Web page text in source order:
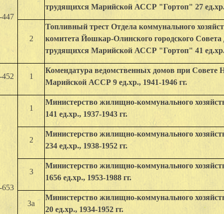
447
трудящихся Марийской АССР "Гортоп" 27 ед.хр.,
2
Топливный трeст Отдeла коммунального
комитeта Йошкар-Олинского городского Совeта
трудящихся Марийской АССР "Гортоп" 41 ед.хр.,
452 1
Комендатура ведомственных домов при Совете
Марийской АССР 9 ед.хр., 1941-1946 гг.
653
1
Министерство жилищно-коммунального
141 ед.хр., 1937-1943 гг.
2
Министерство жилищно-коммунального
234 ед.хр., 1938-1952 гг.
3
Министерство жилищно-коммунального
1656 ед.хр., 1953-1988 гг.
3a
Министерство жилищно-коммунального
20 ед.хр., 1934-1952 гг.